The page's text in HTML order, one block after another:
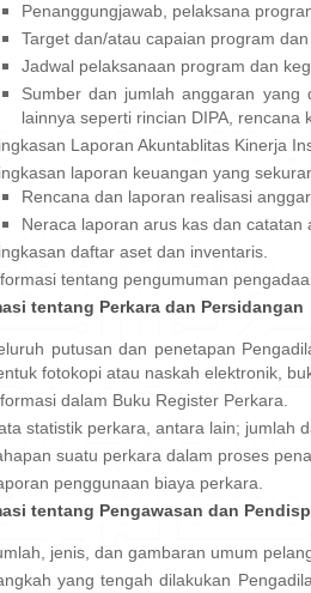
Penanggungjawab, pelaksana
Target dan/atau capaian program
Jadwal pelaksanaan program dan
Sumber dan jumlah anggaran yang
lainnya seperti rincian DIPA, rencana
Laporan Akuntablitas Kinerja
laporan keuangan yang
Rencana dan laporan realisasi
Neraca laporan arus kas dan
daftar aset dan inventaris.
tentang pengumuman
tentang Perkara dan Persidangan
putusan dan penetapan
fotokopi atau naskah elektronik,
dalam Buku Register Perkara.
statistik perkara, antara lain; jumlah
suatu perkara dalam proses
penggunaan biaya perkara.
tentang Pengawasan dan
jenis, dan gambaran umum
yang tengah dilakukan